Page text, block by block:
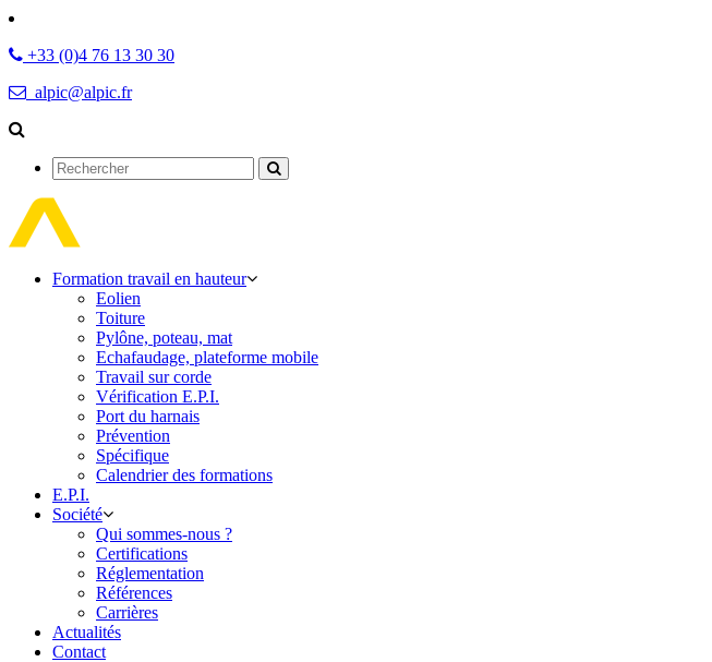
+33 (0)4 76 13 30 30
alpic@alpic.fr
Rechercher
Formation travail en hauteur
Eolien
Toiture
Pylône, poteau, mat
Echafaudage, plateforme mobile
Travail sur corde
Vérification E.P.I.
Port du harnais
Prévention
Spécifique
Calendrier des formations
E.P.I.
Société
Qui sommes-nous ?
Certifications
Réglementation
Références
Carrières
Actualités
Contact